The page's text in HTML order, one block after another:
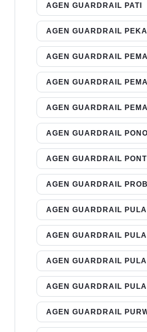
AGEN GUARDRAIL PATI
AGEN GUARDRAIL
AGEN GUARDRAIL
AGEN GUARDRAIL
AGEN GUARDRAIL
AGEN GUARDRAIL
AGEN GUARDRAIL
AGEN GUARDRAIL
AGEN GUARDRAIL
AGEN GUARDRAIL
AGEN GUARDRAIL
AGEN GUARDRAIL
AGEN GUARDRAIL